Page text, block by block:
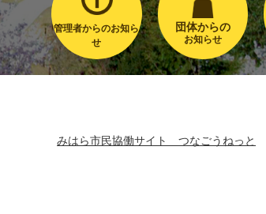
管理者からのお知ら
せ
団体からの
お知らせ
みはら市民協働サイト つなごうねっと